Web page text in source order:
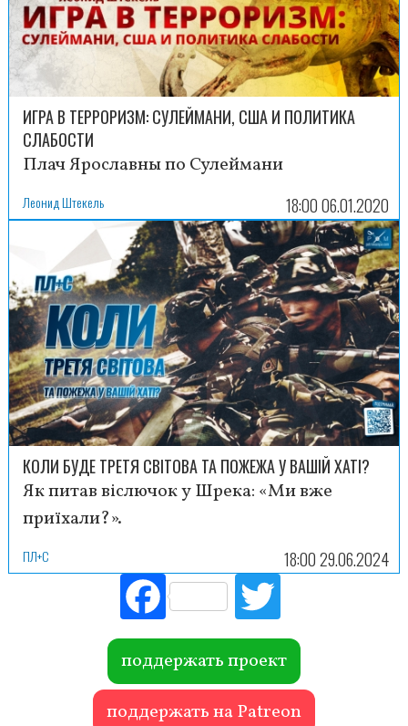
ИГРА В ТЕРРОРИЗМ: СУЛЕЙМАНИ, США И ПОЛИТИКА
СЛАБОСТИ
Плач Ярославны по Сулеймани
Леонид Штекель 18:00 06.01.2020
КОЛИ БУДЕ ТРЕТЯ СВІТОВА ТА ПОЖЕЖА У ВАШІЙ ХАТІ?
Як питав віслючок у Шрека: «Ми вже
приїхали?».
ПЛ+С 18:00 29.06.2024
Fac
ebo
ok r
поддержать проект
поддержать на Patreon